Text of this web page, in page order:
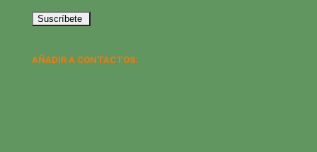
AÑADIR A CONTACTOS: